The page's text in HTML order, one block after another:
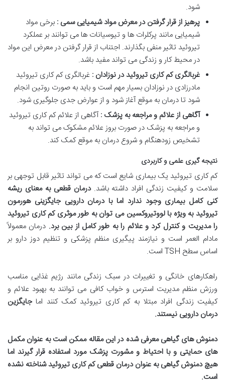
شود.
پرهیز از قرار گرفتن در معرض مواد شیمیایی سمی : برخی مواد
شیمیایی مانند پرکلرات ها و تیوسیانات ها می توانند بر عملکرد
تیروئید تاثیر منفی بگذارند. اجتناب از قرار گرفتن در معرض این مواد
در محیط کار و زندگی می تواند مفید باشد.
غربالگری کم کاری تیروئید در نوزادان : غربالگری کم کاری تیروئید
مادرزادی در نوزادان بسیار مهم است و باید به صورت روتین انجام
شود تا درمان به موقع آغاز شود و از عوارض جدی جلوگیری شود.
آگاهی از علائم و مراجعه به پزشک :آگاهی از علائم کم کاری تیروئید
و مراجعه به پزشک در صورت بروز علائم مشکوک می تواند به
تشخیص زودهنگام و شروع درمان به موقع کمک کند.
نتیجه گیری علمی و کاربردی
کم کاری تیروئید یک بیماری شایع است که می تواند تاثیر قابل توجهی بر
سلامت و کیفیت زندگی افراد داشته باشد.درمان قطعی به معنای ریشه
کنی کامل بیماری وجود ندارد اما با درمان دارویی جایگزینی هورمون
تیروئید به ویژه با لووتیروکسین می توان به طور موثری کم کاری تیروئید
را مدیریت و کنترل کرد و علائم را به طور کامل از بین برد. درمان معمولاً
مادام العمر است و نیازمند پیگیری منظم پزشکی و تنظیم دوز دارو بر
اساس سطح TSH است.
راهکارهای خانگی و تغییرات در سبک زندگی مانند رژیم غذایی مناسب
ورزش منظم مدیریت استرس و خواب کافی می توانند به بهبود علائم و
کیفیت زندگی افراد مبتلا به کم کاری تیروئید کمک کنند اماجایگزین
درمان دارویی نیستند.
دمنوش های گیاهی معرفی شده در این مقاله ممکن است به عنوان مکمل
های حمایتی و با احتیاط و مشورت پزشک مورد استفاده قرار گیرند اما
هیچ دمنوش گیاهی به عنوان درمان قطعی کم کاری تیروئید شناخته نشده
است.